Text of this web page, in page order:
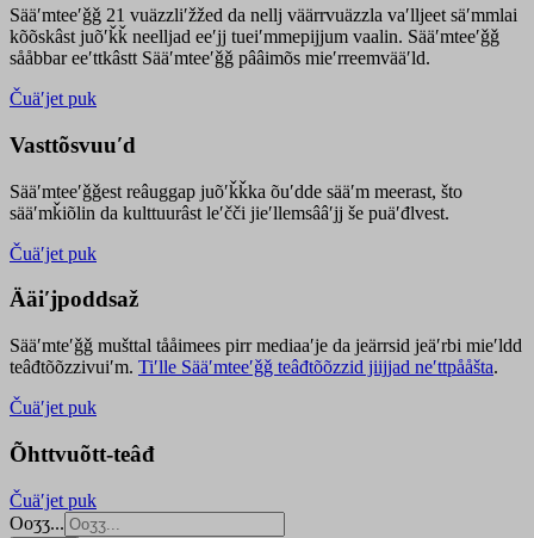
Sääʹmteeʹǧǧ 21 vuäzzliʹžžed da nellj väärrvuäzzla vaʹlljeet säʹmmlai
kõõskâst juõʹǩǩ neelljad eeʹjj tueiʹmmepijjum vaalin. Sääʹmteeʹǧǧ
sååbbar eeʹttkâstt Sääʹmteeʹǧǧ pââimõs mieʹrreemvääʹld.
Čuäʹjet puk
Vasttõsvuuʹd
Sääʹmteeʹǧǧest reâuggap juõʹǩǩka õuʹdde sääʹm meerast, što
sääʹmǩiõlin da kulttuurâst leʹčči jieʹllemsââʹjj še puäʹđlvest.
Čuäʹjet puk
Ääiʹjpoddsaž
Sääʹmteʹǧǧ mušttal tååimees pirr mediaaʹje da jeärrsid jeäʹrbi mieʹldd
teâđtõõzzivuiʹm. Tiʹlle Sääʹmteeʹǧǧ teâđtõõzzid jiijjad neʹttpååšta.
Čuäʹjet puk
Õhttvuõtt-teâđ
Čuäʹjet puk
Ooʒʒ...